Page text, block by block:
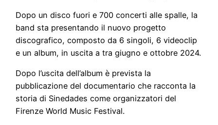
Dopo un disco fuori e 700 concerti alle spalle, la
band sta presentando il nuovo progetto
discografico, composto da 6 singoli, 6 videoclip
e un album, in uscita a tra giugno e ottobre 2024.
Dopo l’uscita dell’album è prevista la
pubblicazione del documentario che racconta la
storia di Sinedades come organizzatori del
Firenze World Music Festival.